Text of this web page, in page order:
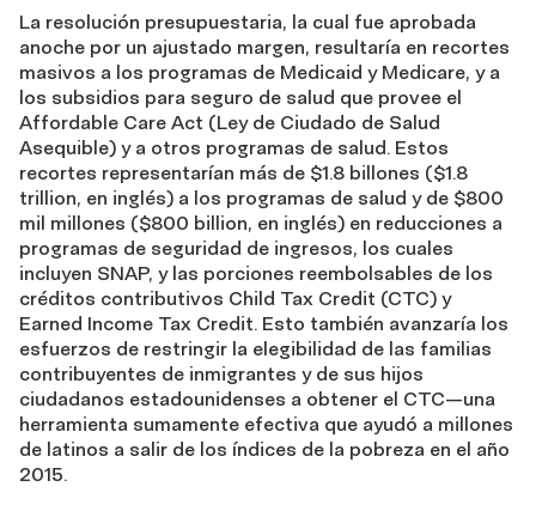
La resolución presupuestaria, la cual fue aprobada
anoche por un ajustado margen, resultaría en recortes
masivos a los programas de Medicaid y Medicare, y a
los subsidios para seguro de salud que provee el
Affordable Care Act (Ley de Ciudado de Salud
Asequible) y a otros programas de salud. Estos
recortes representarían más de $1.8 billones ($1.8
trillion, en inglés) a los programas de salud y de $800
mil millones ($800 billion, en inglés) en reducciones a
programas de seguridad de ingresos, los cuales
incluyen SNAP, y las porciones reembolsables de los
créditos contributivos Child Tax Credit (CTC) y
Earned Income Tax Credit. Esto también avanzaría los
esfuerzos de restringir la elegibilidad de las familias
contribuyentes de inmigrantes y de sus hijos
ciudadanos estadounidenses a obtener el CTC—una
herramienta sumamente efectiva que ayudó a millones
de latinos a salir de los índices de la pobreza en el año
2015.